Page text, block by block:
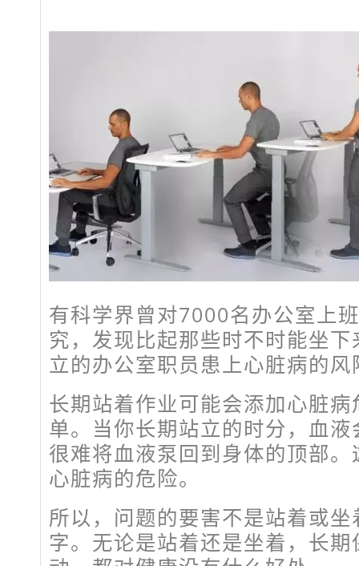
有科学界曾对7000名办公室上
究，发现比起那些时不时能坐
立的办公室职员患上心脏病的
长期站着作业可能会添加心脏
单。当你长期站立的时分，血
很难将血液泵回到身体的顶部
心脏病的危险。
所以，问题的要害不是站着或坐
字。无论是站着还是坐着，长